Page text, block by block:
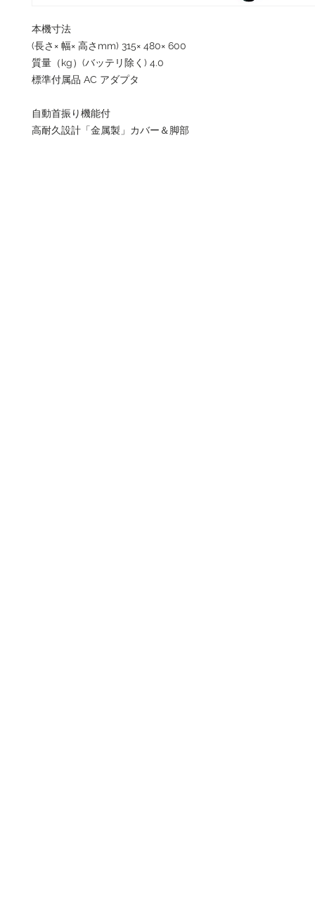
本機⼨法
(⻑さ× 幅× ⾼さmm) 315× 480× 600
質量（kg）(バッテリ除く) 4.0
標準付属品 AC アダプタ
自動首振り機能付
高耐久設計「金属製」カバー＆脚部